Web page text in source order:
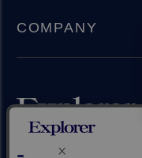
COMPANY